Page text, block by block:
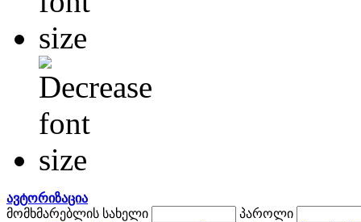
ავტორიზაცია
მომხმარებლის სახელი
პაროლი